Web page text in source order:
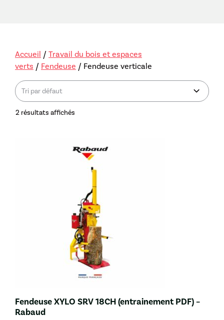
Accueil / Travail du bois et espaces
verts / Fendeuse / Fendeuse verticale
2 résultats affichés
Fendeuse XYLO SRV 18CH (entrainement PDF) –
Rabaud